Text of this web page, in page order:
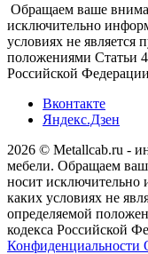
Обращаем ваше
исключительно
условиях не является
положениями Статьи
Российской
Вконтакте
Яндекс.Дзен
2026 © Metallcab.ru -
мебели. Обращаем
носит
каких условиях не
определяемой
кодекса Российской